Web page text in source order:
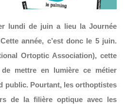
lundi de juin a lieu la Journée
année, c’est donc le 5 juin.
Ortoptic Association), cette
mettre en lumière ce métier
public. Pourtant, les orthoptistes
de la filière optique avec les